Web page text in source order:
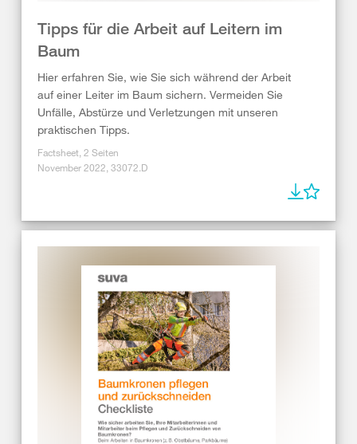
Tipps für die Arbeit auf Leitern im
Baum
Hier erfahren Sie, wie Sie sich während der Arbeit
auf einer Leiter im Baum sichern. Vermeiden Sie
Unfälle, Abstürze und Verletzungen mit unseren
praktischen Tipps.
Factsheet, 2 Seiten
November 2022, 33072.D